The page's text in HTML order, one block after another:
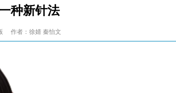
种新针法
作者：徐婧 秦怡文